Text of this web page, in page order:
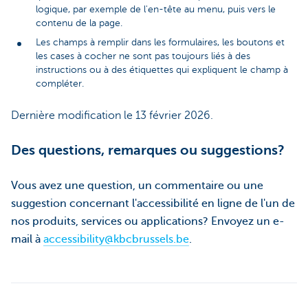
logique, par exemple de l'en-tête au menu, puis vers le
contenu de la page.
Les champs à remplir dans les formulaires, les boutons et
les cases à cocher ne sont pas toujours liés à des
instructions ou à des étiquettes qui expliquent le champ à
compléter.
Dernière modification le 13 février 2026.
Des questions, remarques ou suggestions?
Vous avez une question, un commentaire ou une
suggestion concernant l'accessibilité en ligne de l'un de
nos produits, services ou applications? Envoyez un e-
mail à accessibility@kbcbrussels.be.